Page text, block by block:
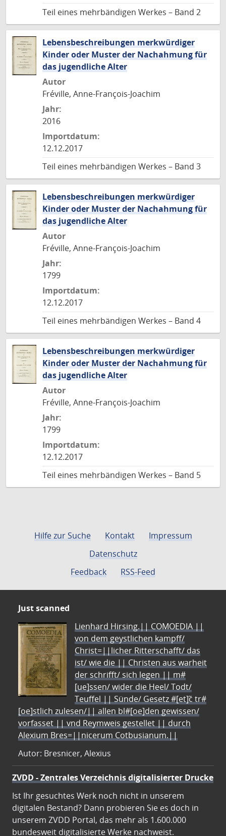
Teil eines mehrbändigen Werkes – Band 2
Lebensbeschreibungen merkwürdiger
Kinder oder Muster der Nachahmung für
das jugendliche Alter
Autor
Fréville, Anne-François-Joachim
Jahr:
2016
Importdatum:
12.12.2017
Teil eines mehrbändigen Werkes – Band 3
Lebensbeschreibungen merkwürdiger
Kinder oder Muster der Nachahmung für
das jugendliche Alter
Autor
Fréville, Anne-François-Joachim
Jahr:
1799
Importdatum:
12.12.2017
Teil eines mehrbändigen Werkes – Band 4
Lebensbeschreibungen merkwürdiger
Kinder oder Muster der Nachahmung für
das jugendliche Alter
Autor
Fréville, Anne-François-Joachim
Jahr:
1799
Importdatum:
12.12.2017
Teil eines mehrbändigen Werkes – Band 5
Hilfe zur Suche Kontakt
Impressum
Datenschutz
Feedback
RSS-Feed
Just scanned
Lienhard Hirsing.|| COMOEDIA ||
von dem geystlichen kampff/
Christ=||licher Ritterschafft/ das
ist/ wie die || Christen aus warheit
der schrifft/ sich legen || m#
[ue]ssen/ wider die Heel/ Todt/
Teuffel || Sünde/ Gesetz #[et]c̃ tr#
[oe]stlich zulesen/|| allen bl#[oe]den gewissen/
vorfasset || vnd Reymweis gestellet || durch
Alexium Bres=||nicerum Cotbusianum.||
Autor: Bresnicer, Alexius
ZVDD - Zentrales Verzeichnis digitalisierter Drucke
Ist Ihr gesuchtes Werk noch nicht in unserem
digitalen Bestand? Dann probieren Sie es doch in
unserem ZVDD Portal, das mehr als 1.600.000
bundesweit digitalisierte Werke nachweist.